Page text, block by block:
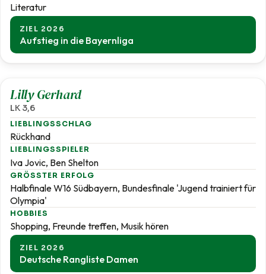
Literatur
ZIEL 2026
Aufstieg in die Bayernliga
Lilly Gerhard
LK 3,6
LIEBLINGSSCHLAG
Rückhand
LIEBLINGSSPIELER
Iva Jovic, Ben Shelton
GRÖSSTER ERFOLG
Halbfinale W16 Südbayern, Bundesfinale 'Jugend trainiert für
Olympia'
HOBBIES
Shopping, Freunde treffen, Musik hören
ZIEL 2026
Deutsche Rangliste Damen